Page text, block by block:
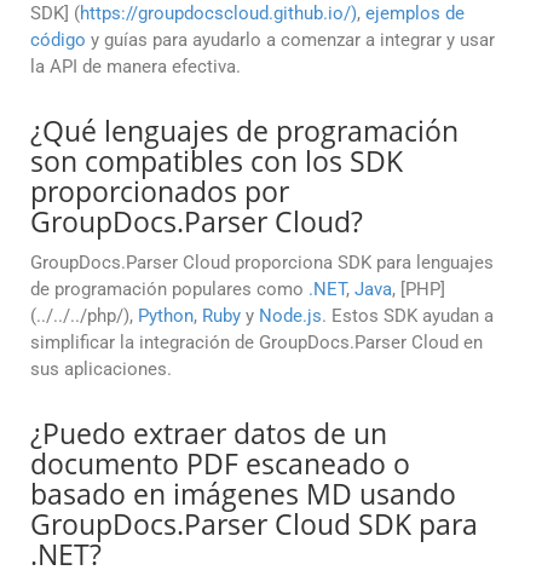
SDK] (https://groupdocscloud.github.io/), ejemplos de
código y guías para ayudarlo a comenzar a integrar y usar
la API de manera efectiva.
¿Qué lenguajes de programación
son compatibles con los SDK
proporcionados por
GroupDocs.Parser Cloud?
GroupDocs.Parser Cloud proporciona SDK para lenguajes
de programación populares como .NET, Java, [PHP]
(../../../php/), Python, Ruby y Node.js. Estos SDK ayudan a
simplificar la integración de GroupDocs.Parser Cloud en
sus aplicaciones.
¿Puedo extraer datos de un
documento PDF escaneado o
basado en imágenes MD usando
GroupDocs.Parser Cloud SDK para
.NET?